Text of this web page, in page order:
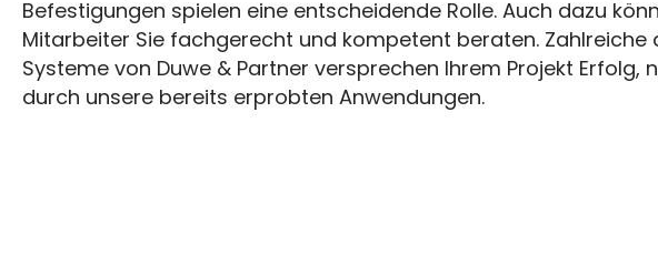
Befestigungen spielen eine entscheidende Rolle. Auch dazu
Mitarbeiter Sie fachgerecht und kompetent beraten. Zahlreiche
Systeme von Duwe & Partner versprechen Ihrem Projekt Erfolg,
durch unsere bereits erprobten Anwendungen.